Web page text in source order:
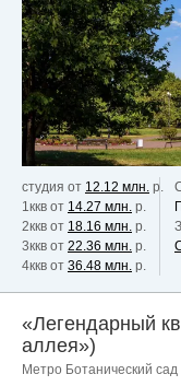
студия от 12.12 млн. р.
1ккв от 14.27 млн. р.
2ккв от 18.16 млн. р.
3ккв от 22.36 млн. р.
4ккв от 36.48 млн. р.
«Легендарный
аллея»)
Метро Ботанический сад